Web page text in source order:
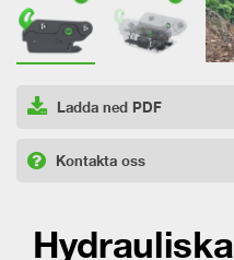
Ladda ned PDF
Kontakta oss